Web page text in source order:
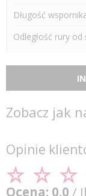
Długość
Odległość rury od
Zobacz jak
Opinie
Ocena: 0.0 /